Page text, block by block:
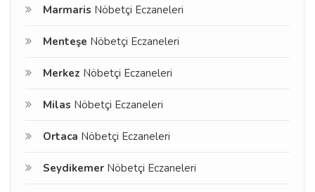
Marmaris Nöbetçi Eczaneleri
Menteşe Nöbetçi Eczaneleri
Merkez Nöbetçi Eczaneleri
Milas Nöbetçi Eczaneleri
Ortaca Nöbetçi Eczaneleri
Seydikemer Nöbetçi Eczaneleri